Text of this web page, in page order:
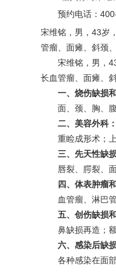
预约电话：
宋维铭，男，43岁
管瘤、面瘫、斜颈
宋维铭，男，
长血管瘤、面瘫、
一、烧伤缺损
面、颈、胸、
二、美容外科：
重睑成形术；
三、先天性缺
唇裂、腭裂、
四、体表肿瘤
血管瘤、淋巴
五、创伤缺损
鼻缺损再造；
六、感染后缺
各种感染在面